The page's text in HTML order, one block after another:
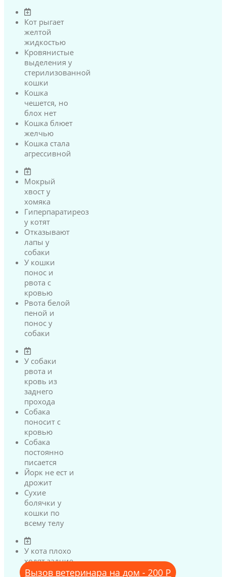
Вызов ветеринара на дом - 200 Р
Кот рыгает
желтой
жидкостью
Кровянистые
выделения у
стерилизованной
кошки
Кошка
чешется, но
блох нет
Кошка блюет
желчью
Кошка стала
агрессивной
Мокрый
хвост у
хомяка
Гиперпаратиреоз
у котят
Отказывают
лапы у
собаки
У кошки
понос и
рвота с
кровью
Рвота белой
пеной и
понос у
собаки
У собаки
рвота и
кровь из
заднего
прохода
Собака
поносит с
кровью
Собака
постоянно
писается
Йорк не ест и
дрожит
Сухие
болячки у
кошки по
всему телу
У кота плохо
ходят задние
лапы